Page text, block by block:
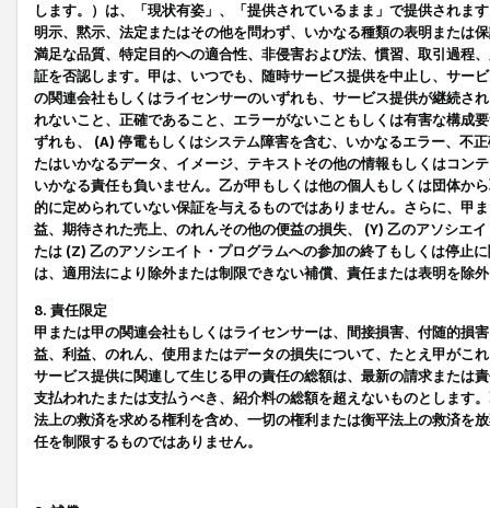
します。）は、「現状有姿」、「提供されているまま」で提供されま
明示、黙示、法定またはその他を問わず、いかなる種類の表明または
満足な品質、特定目的への適合性、非侵害および法、慣習、取引過程
証を否認します。甲は、いつでも、随時サービス提供を中止し、サー
の関連会社もしくはライセンサーのいずれも、サービス提供が継続さ
れないこと、正確であること、エラーがないこともしくは有害な構成
ずれも、 (A) 停電もしくはシステム障害を含む、いかなるエラー、不
たはいかなるデータ、イメージ、テキストその他の情報もしくはコン
いかなる責任も負いません。乙が甲もしくは他の個人もしくは団体か
的に定められていない保証を与えるものではありません。さらに、甲
益、期待された売上、のれんその他の便益の損失、 (Y) 乙のアソシエ
たは (Z) 乙のアソシエイト・プログラムへの参加の終了もしくは停止
は、適用法により除外または制限できない補償、責任または表明を除
8. 責任限定
甲または甲の関連会社もしくはライセンサーは、間接損害、付随的損
益、利益、のれん、使用またはデータの損失について、たとえ甲がこ
サービス提供に関連して生じる甲の責任の総額は、最新の請求または
支払われたまたは支払うべき、紹介料の総額を超えないものとします
法上の救済を求める権利を含め、一切の権利または衡平法上の救済を
任を制限するものではありません。